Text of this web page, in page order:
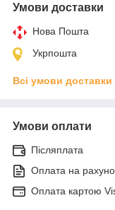
Умови доставки
Нова Пошта
Укрпошта
Всі умови доставки
Умови оплати
Післяплата
Оплата на
Оплата картою